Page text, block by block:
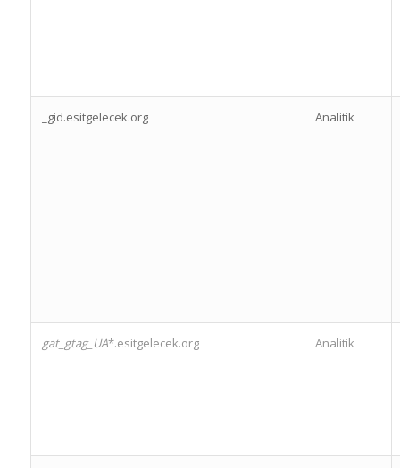
_gid.esitgelecek.org Analitik
gat_gtag_UA*.esitgelecek.org Analitik